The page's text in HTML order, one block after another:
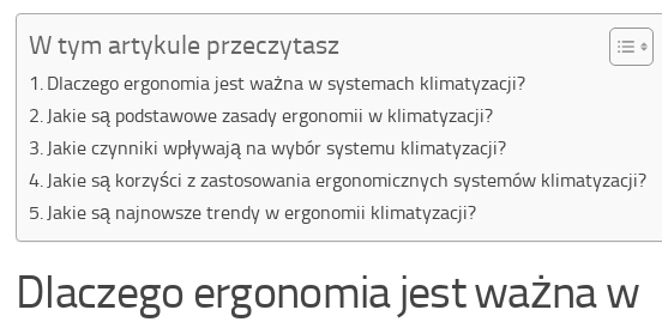
W tym artykule przeczytasz
Dlaczego ergonomia jest ważna w systemach klimatyzacji?
Jakie są podstawowe zasady ergonomii w klimatyzacji?
Jakie czynniki wpływają na wybór systemu klimatyzacji?
Jakie są korzyści z zastosowania ergonomicznych systemów klimatyzacji?
Jakie są najnowsze trendy w ergonomii klimatyzacji?
Dlaczego ergonomia jest ważna w